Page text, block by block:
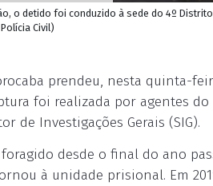
o detido foi conduzido à sede do 4º
Civil)
prendeu, nesta quinta-
foi realizada por agentes
de Investigações Gerais (SIG).
desde o final do ano
à unidade prisional. Em